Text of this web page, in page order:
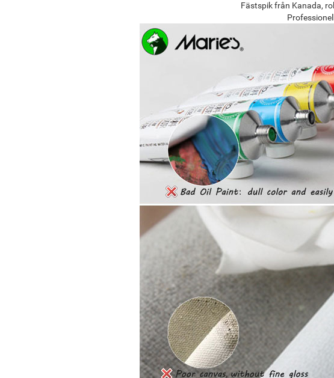
Fästspik från Kanada,